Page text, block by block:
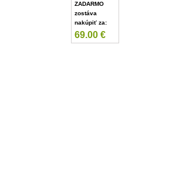
ZADARMO
zostáva
nakúpiť za:
69.00 €